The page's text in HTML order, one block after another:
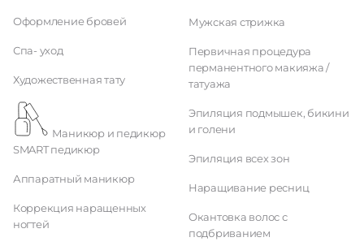
Оформление бровей
Спа- уход
Художественная тату
Маникюр и педикюр
SMART педикюр
Аппаратный маникюр
Коррекция наращенных
ногтей
Мужская стрижка
Первичная процедура
перманентного макияжа /
татуажа
Эпиляция подмышек, бикини
и голени
Эпиляция всех зон
Наращивание ресниц
Окантовка волос с
подбриванием